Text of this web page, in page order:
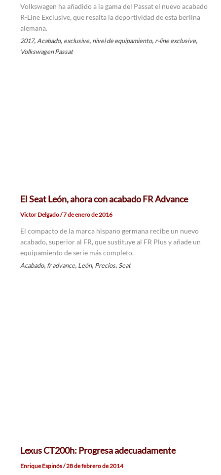
Volkswagen ha añadido a la gama del Passat el nuevo acabado
R-Line Exclusive, que resalta la deportividad de esta berlina
alemana.
2017, Acabado, exclusive, nivel de equipamiento, r-line exclusive,
Volkswagen Passat
El Seat León, ahora con acabado FR Advance
Victor Delgado/7 de enero de 2016
El compacto de la marca hispano germana recibe un nuevo
acabado, superior al FR, que sustituye al FR Plus y añade un
equipamiento de serie más completo.
Acabado, fr advance, León, Precios, Seat
Lexus CT200h: Progresa adecuadamente
Enrique Espinós/28 de febrero de 2014